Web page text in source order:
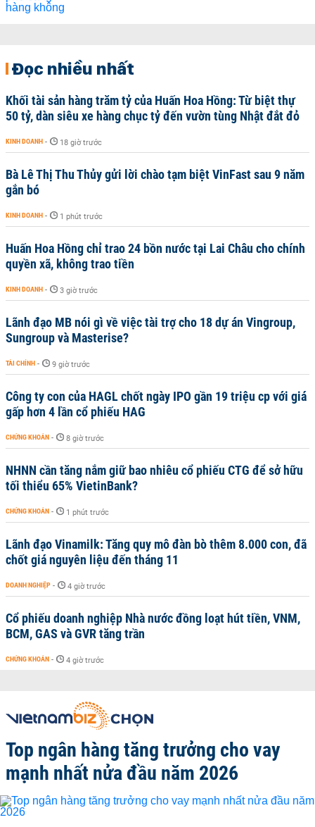
Đọc nhiều nhất
Khối tài sản hàng trăm tỷ của Huấn Hoa Hồng: Từ biệt thự
50 tỷ, dàn siêu xe hàng chục tỷ đến vườn tùng Nhật đắt đỏ
KINH DOANH - 18 giờ trước
Bà Lê Thị Thu Thủy gửi lời chào tạm biệt VinFast sau 9 năm
gắn bó
KINH DOANH - 1 phút trước
Huấn Hoa Hồng chỉ trao 24 bồn nước tại Lai Châu cho chính
quyền xã, không trao tiền
KINH DOANH - 3 giờ trước
Lãnh đạo MB nói gì về việc tài trợ cho 18 dự án Vingroup,
Sungroup và Masterise?
TÀI CHÍNH - 9 giờ trước
Công ty con của HAGL chốt ngày IPO gần 19 triệu cp với giá
gấp hơn 4 lần cổ phiếu HAG
CHỨNG KHOÁN - 8 giờ trước
NHNN cần tăng nắm giữ bao nhiêu cổ phiếu CTG để sở hữu
tối thiểu 65% VietinBank?
CHỨNG KHOÁN - 1 phút trước
Lãnh đạo Vinamilk: Tăng quy mô đàn bò thêm 8.000 con, đã
chốt giá nguyên liệu đến tháng 11
DOANH NGHIỆP - 4 giờ trước
Cổ phiếu doanh nghiệp Nhà nước đồng loạt hút tiền, VNM,
BCM, GAS và GVR tăng trần
CHỨNG KHOÁN - 4 giờ trước
Top ngân hàng tăng trưởng cho vay
mạnh nhất nửa đầu năm 2026